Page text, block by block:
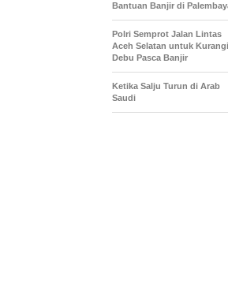
Bantuan Banjir di
Polri Semprot Jalan Lintas
Aceh Selatan untuk Kurangi
Debu Pasca Banjir
Ketika Salju Turun di Arab
Saudi